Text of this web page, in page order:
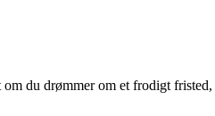
du drømmer om et frodigt